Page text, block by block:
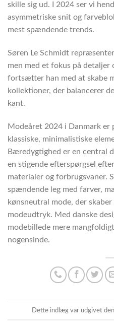
skille sig ud. I 2024 ser vi
asymmetriske snit og
mest spændende trends.
Søren Le Schmidt
men med et fokus på
fortsætter han med at skabe
kollektioner, der balancerer
kant.
Modeåret 2024 i Danmark
klassiske, minimalistiske
Bæredygtighed er en central
en stigende efterspørgsel
materialer og forbrugsvaner.
spændende leg med farver,
kønsneutral mode, der
modeudtryk. Med danske
modebillede mere
nogensinde.
Dette indlæg var udgivet den